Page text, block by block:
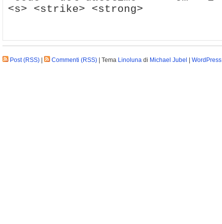
<s> <strike> <strong>
Post (RSS) Commenti (RSS) | Tema Linoluna di Michael Jubel WordPress